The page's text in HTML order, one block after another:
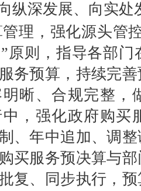
纵深发展、向实处
理，强化源头管
原则，指导各部
务预算，持续完
晰、合规完整，
，强化政府购买
、年中追加、调
买服务预决算与
复、同步执行，